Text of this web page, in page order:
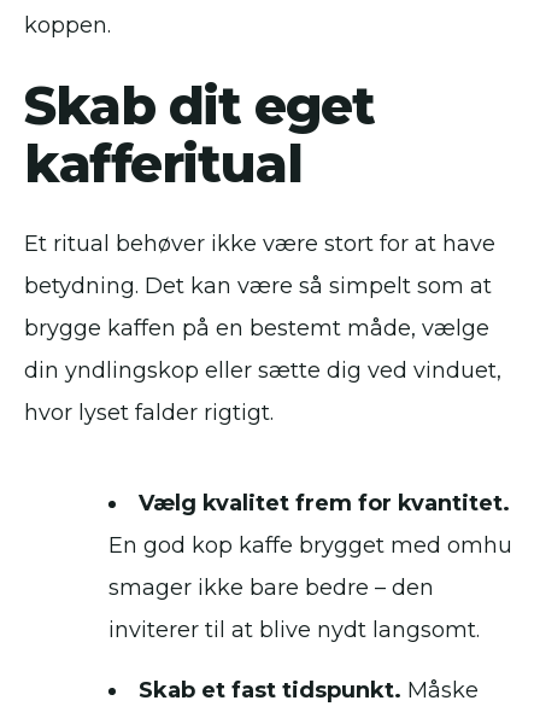
koppen.
Skab dit eget
kafferitual
Et ritual behøver ikke være stort for at have
betydning. Det kan være så simpelt som at
brygge kaffen på en bestemt måde, vælge
din yndlingskop eller sætte dig ved vinduet,
hvor lyset falder rigtigt.
Vælg kvalitet frem for kvantitet.
En god kop kaffe brygget med omhu
smager ikke bare bedre – den
inviterer til at blive nydt langsomt.
Skab et fast tidspunkt. Måske